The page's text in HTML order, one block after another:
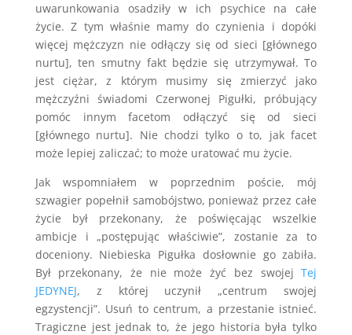
uwarunkowania osadziły w ich psychice na całe
życie. Z tym właśnie mamy do czynienia i dopóki
więcej mężczyzn nie odłączy się od sieci [głównego
nurtu], ten smutny fakt będzie się utrzymywał. To
jest ciężar, z którym musimy się zmierzyć jako
mężczyźni świadomi Czerwonej Pigułki, próbujący
pomóc innym facetom odłączyć się od sieci
[głównego nurtu]. Nie chodzi tylko o to, jak facet
może lepiej zaliczać; to może uratować mu życie.
Jak wspomniałem w poprzednim poście, mój
szwagier popełnił samobójstwo, ponieważ przez całe
życie był przekonany, że poświęcając wszelkie
ambicje i „postępując właściwie”, zostanie za to
doceniony. Niebieska Pigułka dosłownie go zabiła.
Był przekonany, że nie może żyć bez swojejTej
JEDYNEJ, z której uczynił „centrum swojej
egzystencji”. Usuń to centrum, a przestanie istnieć.
Tragiczne jest jednak to, że jego historia była tylko